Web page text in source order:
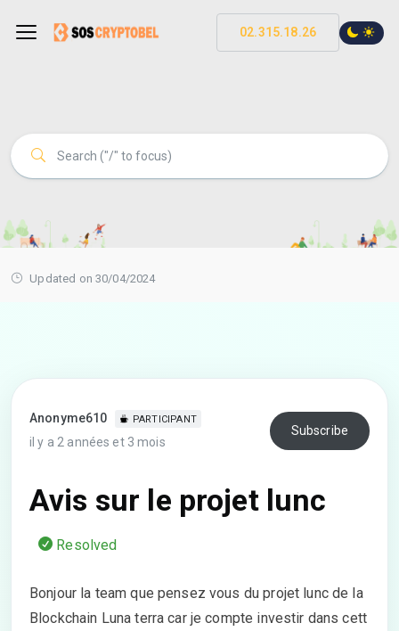
02.315.18.26
Updated on 30/04/2024
Anonyme610 PARTICIPANT
il y a 2 années et 3 mois
Subscribe
Avis sur le projet lunc
Resolved
Bonjour la team que pensez vous du projet lunc de la
Blockchain Luna terra car je compte investir dans cett